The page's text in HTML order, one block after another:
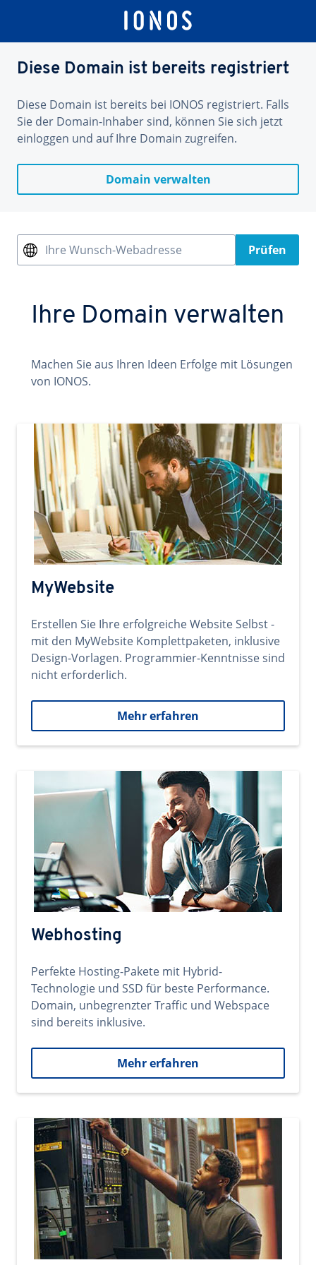
Diese Domain ist bereits registriert
Diese Domain ist bereits bei IONOS registriert. Falls
Sie der Domain-Inhaber sind, können Sie sich jetzt
einloggen und auf Ihre Domain zugreifen.
Domain verwalten
Ihre Wunsch-Webadresse Prüfen
Ihre Domain verwalten
Machen Sie aus Ihren Ideen Erfolge mit Lösungen
von IONOS.
MyWebsite
Erstellen Sie Ihre erfolgreiche Website Selbst -
mit den MyWebsite Komplettpaketen, inklusive
Design-Vorlagen. Programmier-Kenntnisse sind
nicht erforderlich.
Mehr erfahren
Webhosting
Perfekte Hosting-Pakete mit Hybrid-
Technologie und SSD für beste Performance.
Domain, unbegrenzter Traffic und Webspace
sind bereits inklusive.
Mehr erfahren